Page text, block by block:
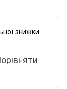
знижки